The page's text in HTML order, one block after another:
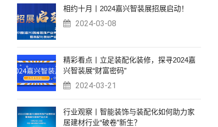
相约十月丨2024嘉兴智装展招展启动！
2024-03-08
精彩看点丨立足装配化装修，探寻2024嘉
兴智装展“财富密码”
2024-03-21
行业观察丨智能装饰与装配化如何助力家
居建材行业“破卷”新生？